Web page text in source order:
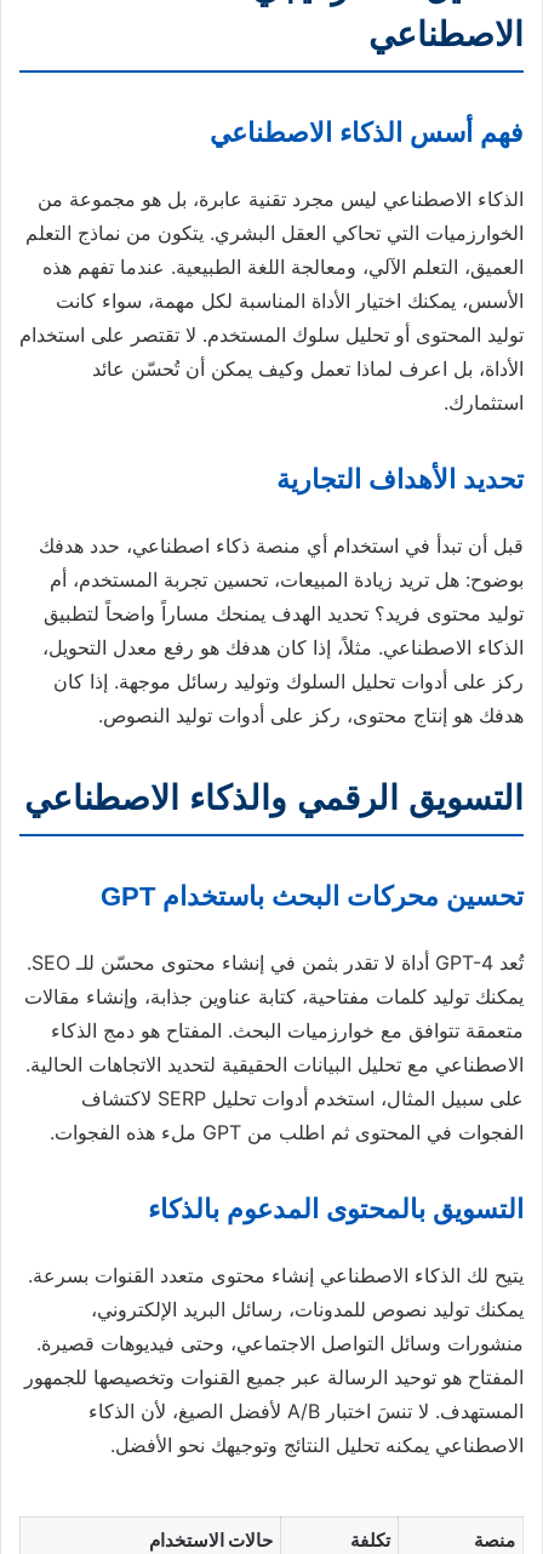
الاصطناعي
فهم أسس الذكاء الاصطناعي
الذكاء الاصطناعي ليس مجرد تقنية عابرة، بل هو مجموعة من
الخوارزميات التي تحاكي العقل البشري. يتكون من نماذج التعلم
العميق، التعلم الآلي، ومعالجة اللغة الطبيعية. عندما تفهم هذه
الأسس، يمكنك اختيار الأداة المناسبة لكل مهمة، سواء كانت
توليد المحتوى أو تحليل سلوك المستخدم. لا تقتصر على استخدام
الأداة، بل اعرف لماذا تعمل وكيف يمكن أن تُحسّن عائد
استثمارك.
تحديد الأهداف التجارية
قبل أن تبدأ في استخدام أي منصة ذكاء اصطناعي، حدد هدفك
بوضوح: هل تريد زيادة المبيعات، تحسين تجربة المستخدم، أم
توليد محتوى فريد؟ تحديد الهدف يمنحك مساراً واضحاً لتطبيق
الذكاء الاصطناعي. مثلاً، إذا كان هدفك هو رفع معدل التحويل،
ركز على أدوات تحليل السلوك وتوليد رسائل موجهة. إذا كان
هدفك هو إنتاج محتوى، ركز على أدوات توليد النصوص.
التسويق الرقمي والذكاء الاصطناعي
تحسين محركات البحث باستخدام GPT
تُعد GPT-4 أداة لا تقدر بثمن في إنشاء محتوى محسّن للـ SEO.
يمكنك توليد كلمات مفتاحية، كتابة عناوين جذابة، وإنشاء مقالات
متعمقة تتوافق مع خوارزميات البحث. المفتاح هو دمج الذكاء
الاصطناعي مع تحليل البيانات الحقيقية لتحديد الاتجاهات الحالية.
على سبيل المثال، استخدم أدوات تحليل SERP لاكتشاف
الفجوات في المحتوى ثم اطلب من GPT ملء هذه الفجوات.
التسويق بالمحتوى المدعوم بالذكاء
يتيح لك الذكاء الاصطناعي إنشاء محتوى متعدد القنوات بسرعة.
يمكنك توليد نصوص للمدونات، رسائل البريد الإلكتروني،
منشورات وسائل التواصل الاجتماعي، وحتى فيديوهات قصيرة.
المفتاح هو توحيد الرسالة عبر جميع القنوات وتخصيصها للجمهور
المستهدف. لا تنسَ اختبار A/B لأفضل الصيغ، لأن الذكاء
الاصطناعي يمكنه تحليل النتائج وتوجيهك نحو الأفضل.
منصة تكلفة حالات الاستخدام